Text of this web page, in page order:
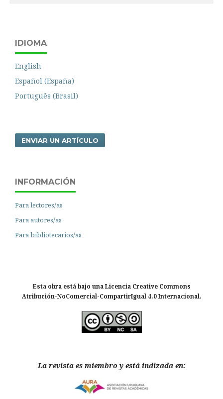
IDIOMA
English
Español (España)
Português (Brasil)
ENVIAR UN ARTÍCULO
INFORMACIÓN
Para lectores/as
Para autores/as
Para bibliotecarios/as
Esta obra está bajo una Licencia Creative Commons
Atribución-NoComercial-CompartirIgual 4.0 Internacional.
La revista es miembro y está indizada en: